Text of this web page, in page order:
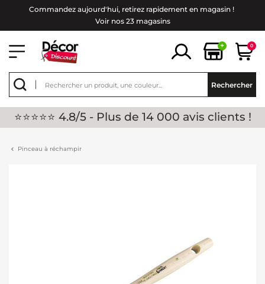
Commandez aujourd'hui, retirez rapidement en magasin !
Voir nos 23 magasins
+ 0
Rechercher
⭐⭐⭐⭐⭐ 4.8/5 - Plus de 14 000 avis clients !
Pinceau à réchampir